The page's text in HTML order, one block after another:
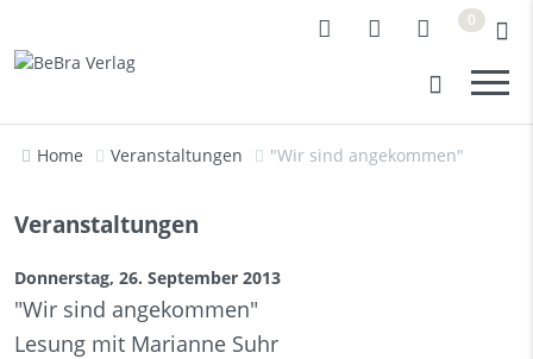
0
Home Veranstaltungen "Wir sind angekommen"
Veranstaltungen
Donnerstag, 26. September 2013
"Wir sind angekommen"
Lesung mit Marianne Suhr